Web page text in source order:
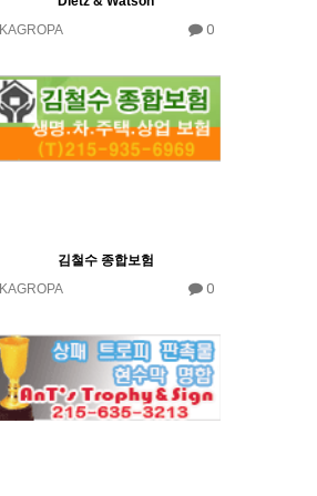
KAGROPA
0
김철수 종합보험
KAGROPA
0